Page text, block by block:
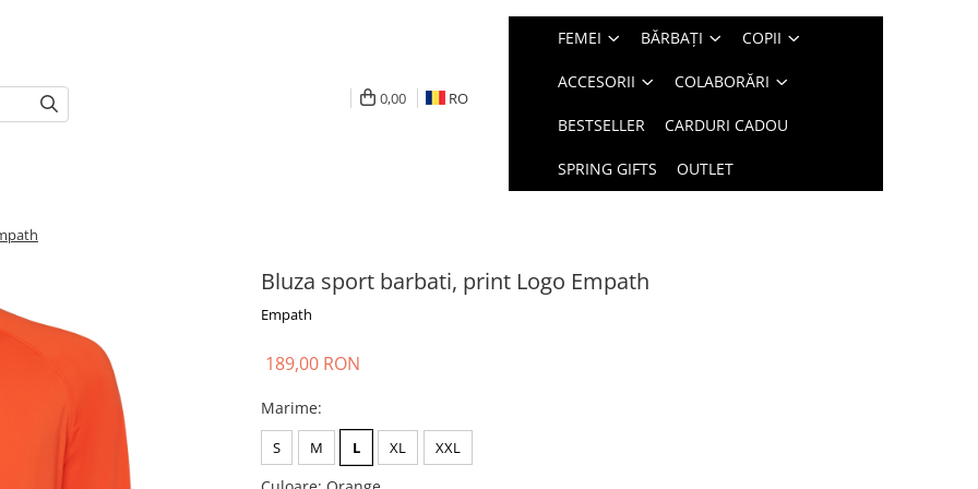
0,00 RO
FEMEI BĂRBAȚI COPII
ACCESORII COLABORĂRI
BESTSELLER CARDURI CADOU
SPRING GIFTS OUTLET
Bluza sport barbati, print Logo Empath
Empath
189,00 RON
Marime:
S M L XL XXL